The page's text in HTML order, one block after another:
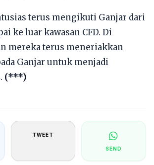
terus mengikuti Ganjar dari
ke luar kawasan CFD. Di
mereka terus meneriakkan
Ganjar untuk menjadi
(***)
TWEET
SEND